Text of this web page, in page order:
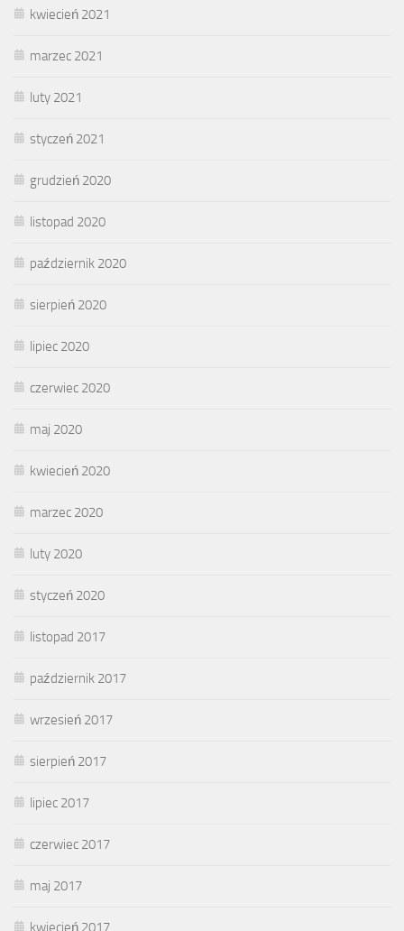
kwiecień 2021
marzec 2021
luty 2021
styczeń 2021
grudzień 2020
listopad 2020
październik 2020
sierpień 2020
lipiec 2020
czerwiec 2020
maj 2020
kwiecień 2020
marzec 2020
luty 2020
styczeń 2020
listopad 2017
październik 2017
wrzesień 2017
sierpień 2017
lipiec 2017
czerwiec 2017
maj 2017
kwiecień 2017